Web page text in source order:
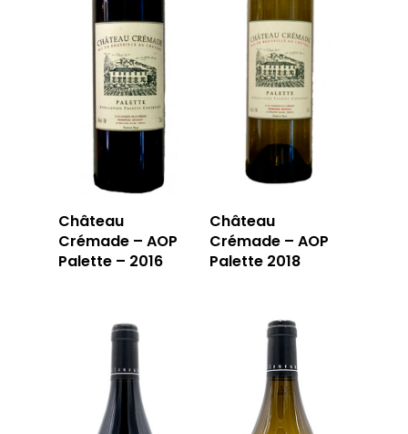
Château
Crémade – AOP
Palette – 2016
Château
Crémade – AOP
Palette 2018